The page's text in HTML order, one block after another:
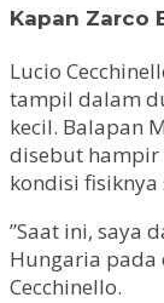
Kapan Zarco
Lucio
tampil dalam
kecil. Balapan
disebut
kondisi fisiknya
”Saat ini, saya
Hungaria pada
Cecchinello.